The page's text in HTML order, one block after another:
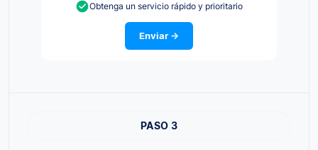
Obtenga un servicio rápido y prioritario
Enviar →
PASO 3